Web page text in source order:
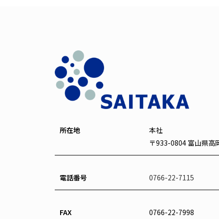
所在地
本社
〒933-0804 富山県高
電話番号 0766-22-7115
FAX 0766-22-7998